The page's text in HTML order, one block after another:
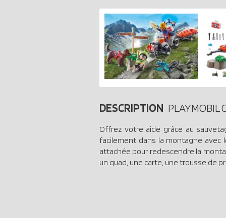
DESCRIPTION
Offrez votre aide grâce au
facilement dans la montagne avec
attachée pour redescendre la
un quad, une carte, une trousse de